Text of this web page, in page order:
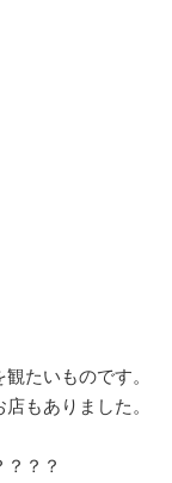
たいものです。
もありました。
？？